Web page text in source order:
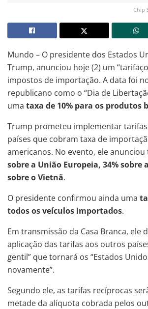
Chip
Mundo – O presidente dos Estados
Trump, anunciou hoje (2) um
impostos de importação. A data foi
republicano como o “Dia de
uma taxa de 10% para os produtos
Trump prometeu implementar
países que cobram taxa de
americanos. No evento, ele anunciou
sobre a União Europeia, 34% sobre
sobre o Vietnã.
O presidente confirmou ainda uma
todos os veículos importados.
Em transmissão da Casa Branca, ele
aplicação das tarifas aos outros
gentil” que tornará os “Estados
novamente”.
Segundo ele, as tarifas recíprocas
metade da alíquota cobrada pelos